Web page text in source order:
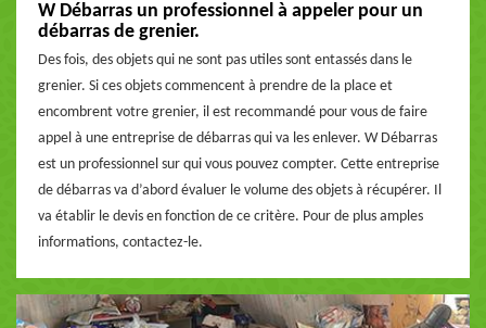
W Débarras un professionnel à appeler pour un
débarras de grenier.
Des fois, des objets qui ne sont pas utiles sont entassés dans le
grenier. Si ces objets commencent à prendre de la place et
encombrent votre grenier, il est recommandé pour vous de faire
appel à une entreprise de débarras qui va les enlever. W Débarras
est un professionnel sur qui vous pouvez compter. Cette entreprise
de débarras va d’abord évaluer le volume des objets à récupérer. Il
va établir le devis en fonction de ce critère. Pour de plus amples
informations, contactez-le.